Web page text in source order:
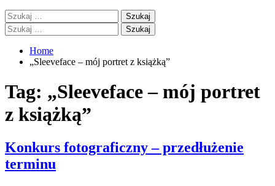
Szukaj:
Szukaj:
Home
„Sleeveface – mój portret z książką”
Tag: „Sleeveface – mój portret
z książką”
Konkurs fotograficzny – przedłużenie
terminu